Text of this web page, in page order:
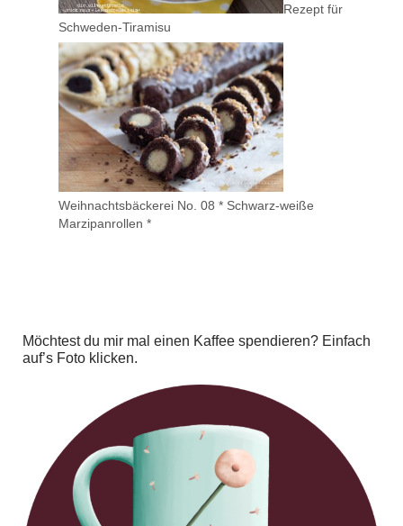
Rezept für
Schweden-Tiramisu
Weihnachtsbäckerei No. 08 * Schwarz-weiße
Marzipanrollen *
Möchtest du mir mal einen Kaffee spendieren? Einfach
auf’s Foto klicken.